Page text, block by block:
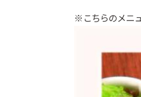
※こちらのメニ